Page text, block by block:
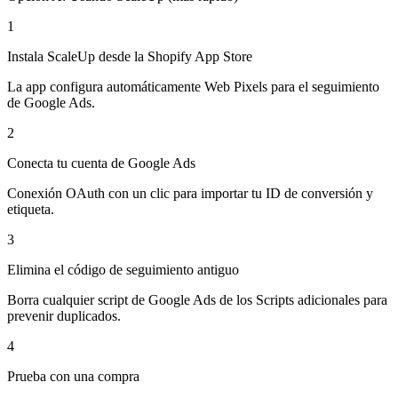
1
Instala ScaleUp desde la Shopify App Store
La app configura automáticamente Web Pixels para el seguimiento
de Google Ads.
2
Conecta tu cuenta de Google Ads
Conexión OAuth con un clic para importar tu ID de conversión y
etiqueta.
3
Elimina el código de seguimiento antiguo
Borra cualquier script de Google Ads de los Scripts adicionales para
prevenir duplicados.
4
Prueba con una compra